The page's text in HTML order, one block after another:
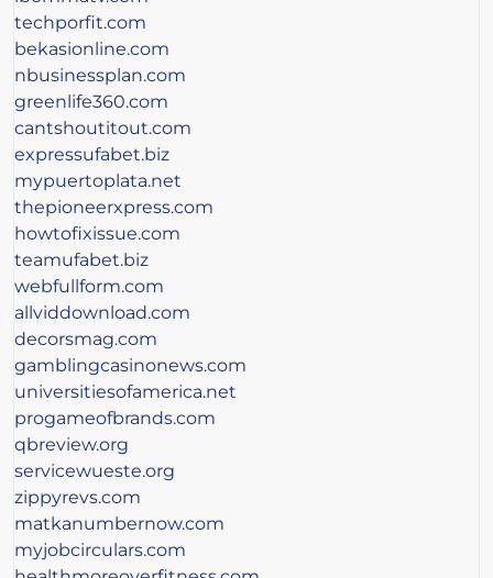
techporfit.com
bekasionline.com
nbusinessplan.com
greenlife360.com
cantshoutitout.com
expressufabet.biz
mypuertoplata.net
thepioneerxpress.com
howtofixissue.com
teamufabet.biz
webfullform.com
allviddownload.com
decorsmag.com
gamblingcasinonews.com
universitiesofamerica.net
progameofbrands.com
qbreview.org
servicewueste.org
zippyrevs.com
matkanumbernow.com
myjobcirculars.com